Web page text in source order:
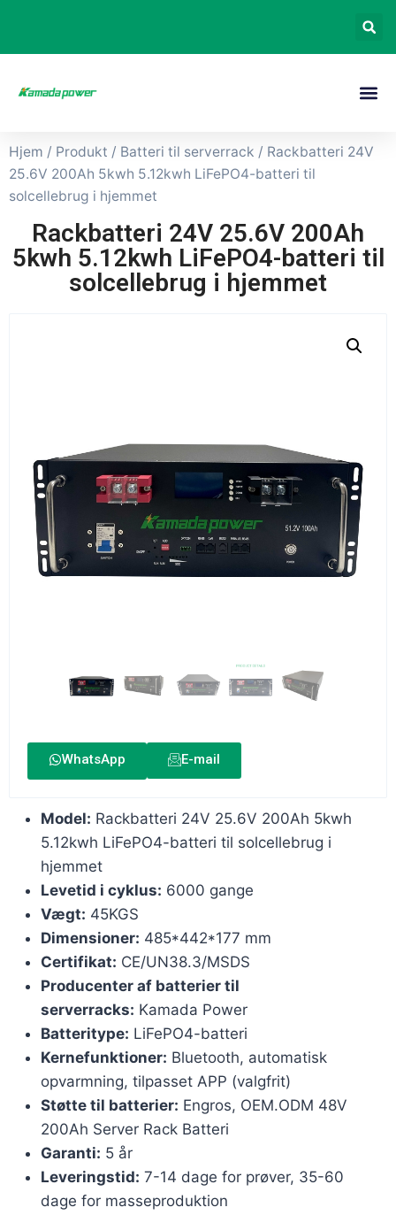
Hjem / Produkt / Batteri til serverrack / Rackbatteri 24V
25.6V 200Ah 5kwh 5.12kwh LiFePO4-batteri til
solcellebrug i hjemmet
Rackbatteri 24V 25.6V 200Ah
5kwh 5.12kwh LiFePO4-batteri til
solcellebrug i hjemmet
WhatsApp E-mail
Model: Rackbatteri 24V 25.6V 200Ah 5kwh
5.12kwh LiFePO4-batteri til solcellebrug i
hjemmet
Levetid i cyklus: 6000 gange
Vægt: 45KGS
Dimensioner: 485*442*177 mm
Certifikat: CE/UN38.3/MSDS
Producenter af batterier til
serverracks: Kamada Power
Batteritype: LiFePO4-batteri
Kernefunktioner: Bluetooth, automatisk
opvarmning, tilpasset APP (valgfrit)
Støtte til batterier: Engros, OEM.ODM 48V
200Ah Server Rack Batteri
Garanti: 5 år
Leveringstid: 7-14 dage for prøver, 35-60
dage for masseproduktion